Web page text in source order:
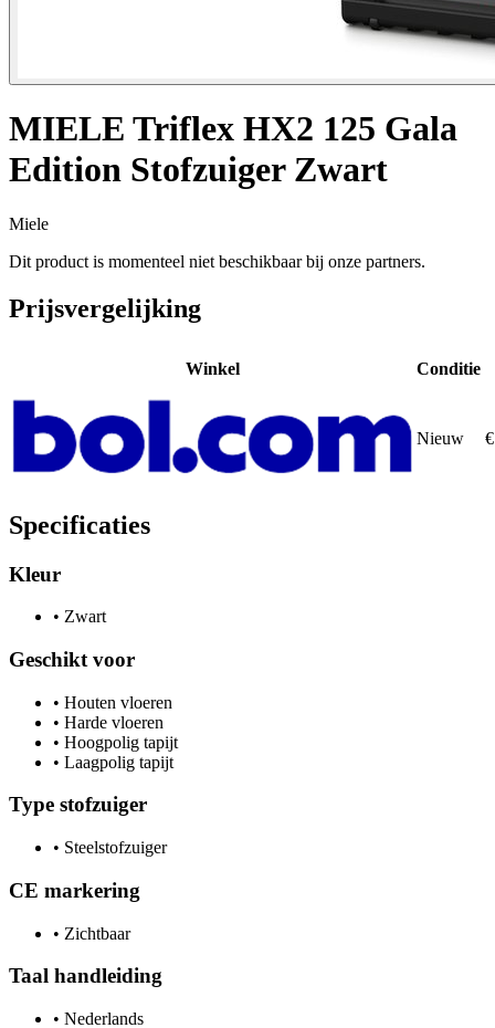
MIELE Triflex HX2 125 Gala
Edition Stofzuiger Zwart
Miele
Dit product is momenteel niet beschikbaar bij onze partners.
Prijsvergelijking
Winkel Conditie
Nieuw
Specificaties
Kleur
• Zwart
Geschikt voor
• Houten vloeren
• Harde vloeren
• Hoogpolig tapijt
• Laagpolig tapijt
Type stofzuiger
• Steelstofzuiger
CE markering
• Zichtbaar
Taal handleiding
• Nederlands